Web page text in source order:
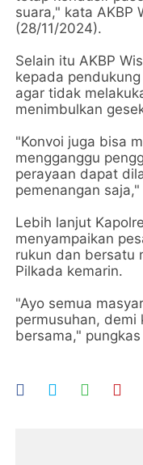
suara," kata AKBP
(28/11/2024).
Selain itu AKBP
kepada
agar tidak
menimbulkan
"Konvoi juga bisa
mengganggu
perayaan dapat
pemenangan
Lebih lanjut
menyampaikan
rukun dan bersatu
Pilkada kemarin.
"Ayo semua
permusuhan, demi
bersama,"